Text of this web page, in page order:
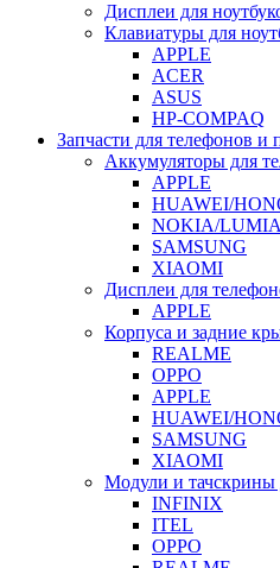
Дисплеи для
Клавиатуры для
APPLE
ACER
ASUS
HP-COMPAQ
Запчасти для телефонов и
Аккумуляторы для
APPLE
HUAWEI/
NOKIA/
SAMSUNG
XIAOMI
Дисплеи для
APPLE
Корпуса и задние
REALME
OPPO
APPLE
HUAWEI/
SAMSUNG
XIAOMI
Модули и тачскрины
INFINIX
ITEL
OPPO